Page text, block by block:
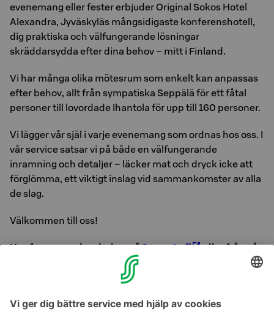
evenemang eller fester erbjuder Original Sokos Hotel
Alexandra, Jyväskyläs mångsidigaste konferenshotell,
dig praktiska och välfungerande lösningar
skräddarsydda efter dina behov – mitt i Finland.
Vi har många olika mötesrum som enkelt kan anpassas
efter behov, allt från sympatiska Seppälä för ett fåtal
personer till lovordade Ihantola för upp till 160 personer.
Vi lägger vår själ i varje evenemang som ordnas hos oss. I
vår service satsar vi på både en välfungerande
inramning och detaljer – läcker mat och dryck icke att
förglömma, ett viktigt inslag vid sammankomster av alla
de slag.
Välkommen till oss!
Konferensrum kan bokas påS-meets.fi
eller från vår
sales.jyvaskyla@sokoshotels.fi.